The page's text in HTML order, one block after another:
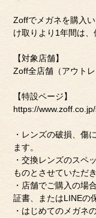
Zoffでメガネを購入
け取りより1年間は、
【対象店舗】
Zoff全店舗（アウト
【特設ページ】
https://
・レンズの破損、傷
ます。
・交換レンズのスペ
ものとさせていただき
・店舗でご購入の場
証書、またはLINEの
・はじめてのメガネ